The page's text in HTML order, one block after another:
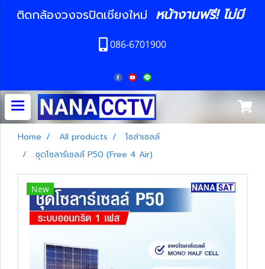
ติดกล้องวงจรปิดเชียงใหม่ หน้างานฟรี! ไม่มี
086-6701900
Home All products
โซล่าเซลล์
ชุดโซลาร์เซลล์ P50 (Free 4 Air)
New